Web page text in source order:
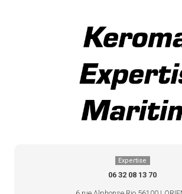
Expertise
06 32 08 13 70